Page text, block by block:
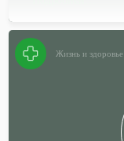
Жизнь и здоровье